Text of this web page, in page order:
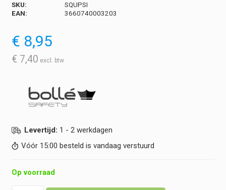
SKU:
SQUPSI
EAN:
3660740003203
€ 8,95
€ 7,40
Levertijd: 1 - 2 werkdagen
Vóór 15:00 besteld is vandaag verstuurd
Op voorraad